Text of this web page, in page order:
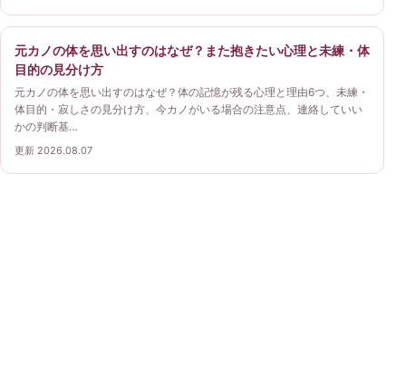
元カノの体を思い出すのはなぜ？また抱きたい心理と未練・体
目的の見分け方
元カノの体を思い出すのはなぜ？体の記憶が残る心理と理由6つ、未練・
体目的・寂しさの見分け方、今カノがいる場合の注意点、連絡していい
かの判断基…
更新 2026.08.07